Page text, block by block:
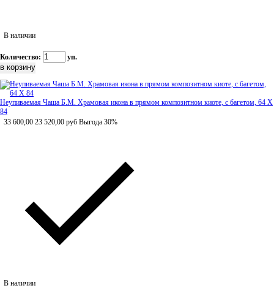
В наличии
Количество: уп.
Неупиваемая Чаша Б.М. Храмовая икона в прямом композитном киоте, с багетом, 64 Х
84
33 600,00 23 520,00 руб Выгода 30%
В наличии